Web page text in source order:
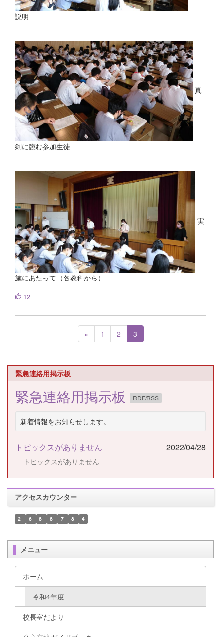
説明
真
剣に臨む参加生徒
実
施にあたって（各教科から）
12
« 1 2 3
緊急連絡用掲示板
緊急連絡用掲示板 RDF/RSS
新着情報をお知らせします。
トピックスがありません 2022/04/28
トピックスがありません
アクセスカウンター
2 6 8 8 7 8 4
メニュー
ホーム
令和4年度
校長室だより